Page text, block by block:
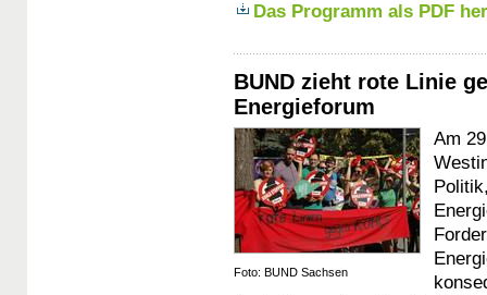
Das Programm als PDF
BUND zieht rote Linie
Energieforum
Foto: BUND Sachsen
Am